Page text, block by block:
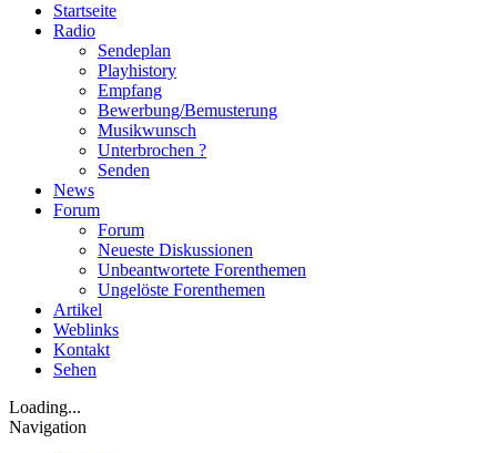
Startseite
Radio
Sendeplan
Playhistory
Empfang
Bewerbung/Bemusterung
Musikwunsch
Unterbrochen ?
Senden
News
Forum
Forum
Neueste Diskussionen
Unbeantwortete Forenthemen
Ungelöste Forenthemen
Artikel
Weblinks
Kontakt
Sehen
Loading...
Navigation